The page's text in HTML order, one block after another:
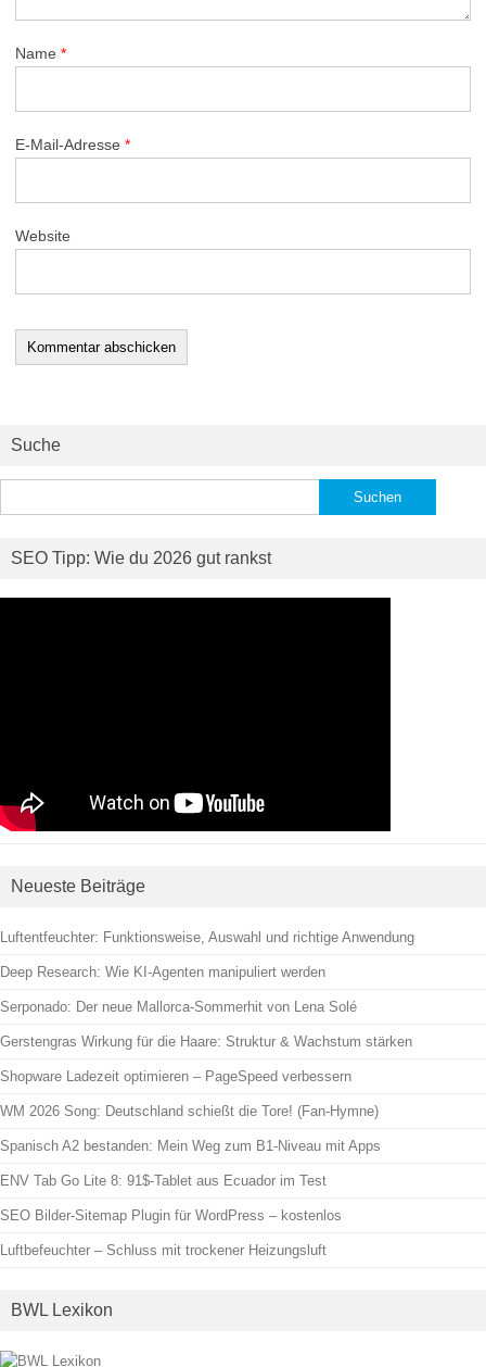
Name *
E-Mail-Adresse *
Website
Suche
nach:
SEO Tipp: Wie du 2026 gut rankst
Neueste Beiträge
Luftentfeuchter: Funktionsweise, Auswahl und richtige Anwendung
Deep Research: Wie KI-Agenten manipuliert werden
Serponado: Der neue Mallorca-Sommerhit von Lena Solé
Gerstengras Wirkung für die Haare: Struktur & Wachstum stärken
Shopware Ladezeit optimieren – PageSpeed verbessern
WM 2026 Song: Deutschland schießt die Tore! (Fan-Hymne)
Spanisch A2 bestanden: Mein Weg zum B1-Niveau mit Apps
ENV Tab Go Lite 8: 91$-Tablet aus Ecuador im Test
SEO Bilder-Sitemap Plugin für WordPress – kostenlos
Luftbefeuchter – Schluss mit trockener Heizungsluft
BWL Lexikon